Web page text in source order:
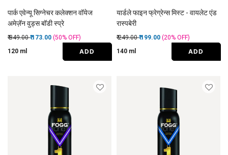
पार्क एवेन्यू सिग्नेचर कलेक्शन वॉयेज
अमेज़ॅन वुड्स बॉडी स्प्रे
Price reduced from
₹ 349.00to
₹ 173.00 (50% OFF)
120 ml
ADD
यार्डले फाइन फ्रेग्रेन्स मिस्ट - वायलेट एंड
रास्पबेरी
Price reduced from
₹ 249.00to
₹ 199.00 (20% OFF)
140 ml
ADD